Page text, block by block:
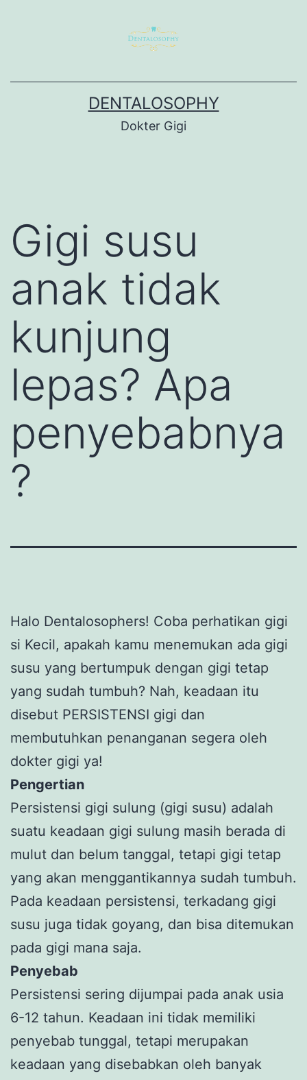
DENTALOSOPHY
Dokter Gigi
Gigi susu
anak tidak
kunjung
lepas? Apa
penyebabnya
?
Halo Dentalosophers! Coba perhatikan gigi
si Kecil, apakah kamu menemukan ada gigi
susu yang bertumpuk dengan gigi tetap
yang sudah tumbuh? Nah, keadaan itu
disebut PERSISTENSI gigi dan
membutuhkan penanganan segera oleh
dokter gigi ya!
Pengertian
Persistensi gigi sulung (gigi susu) adalah
suatu keadaan gigi sulung masih berada di
mulut dan belum tanggal, tetapi gigi tetap
yang akan menggantikannya sudah tumbuh.
Pada keadaan persistensi, terkadang gigi
susu juga tidak goyang, dan bisa ditemukan
pada gigi mana saja.
Penyebab
Persistensi sering dijumpai pada anak usia
6-12 tahun. Keadaan ini tidak memiliki
penyebab tunggal, tetapi merupakan
keadaan yang disebabkan oleh banyak